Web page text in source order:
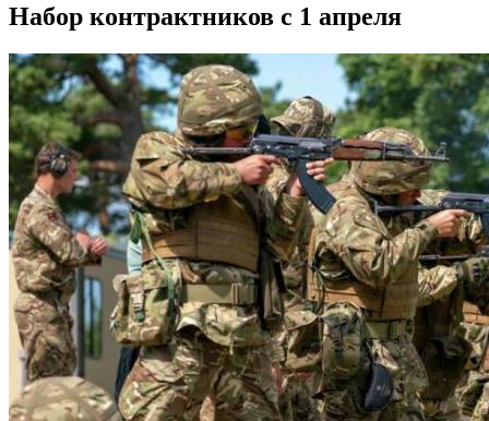
Набор контрактников с 1 апреля